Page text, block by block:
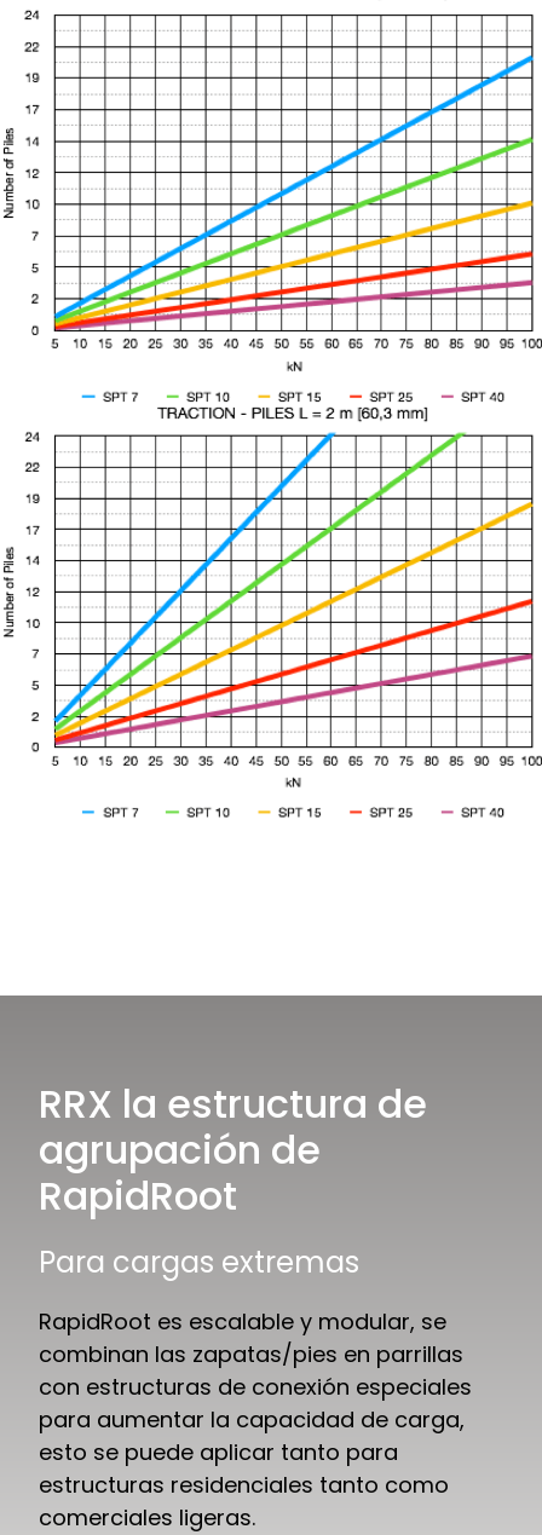
RRX la estructura de
agrupación de
RapidRoot
Para cargas extremas
RapidRoot es escalable y modular, se
combinan las zapatas/pies en parrillas
con estructuras de conexión especiales
para aumentar la capacidad de carga,
esto se puede aplicar tanto para
estructuras residenciales tanto como
comerciales ligeras.